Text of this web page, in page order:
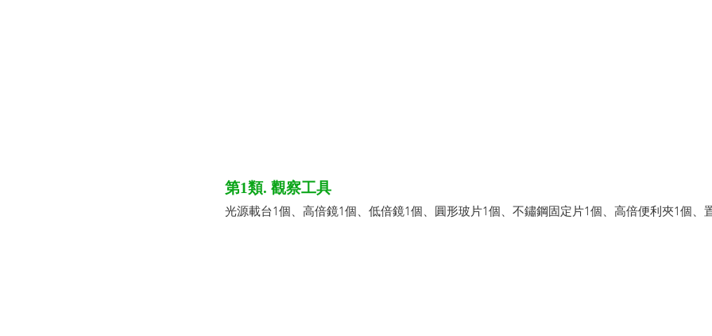
第1類. 觀察工具
光源載台1個、高倍鏡1個、低倍鏡1個、圓形玻片1個、不鏽鋼固定片1個、高倍便利夾1個、